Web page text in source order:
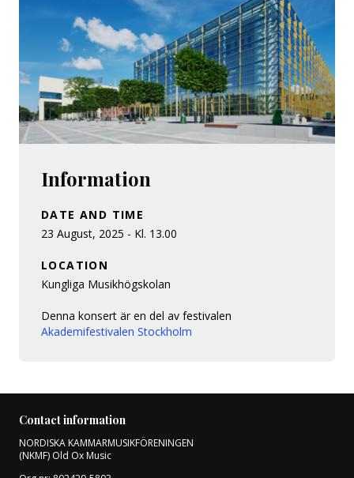
Information
DATE AND TIME
23 August, 2025 - Kl. 13.00
LOCATION
Kungliga Musikhögskolan
Denna konsert är en del av festivalen
Akademifestivalen Stockholm
Contact information
NORDISKA KAMMARMUSIKFÖRENINGEN
(NKMF) Old Ox Music